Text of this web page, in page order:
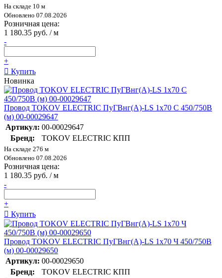
На складе 10 м
Обновлено 07.08.2026
Розничная цена:
1 180.35 руб. / м
-
+
Купить
Новинка
Провод TOKOV ELECTRIC ПуГВнг(А)-LS 1х70 С 450/750В
(м) 00-00029647
Артикул: 00-00029647
Бренд:
TOKOV ELECTRIC КПП
На складе 276 м
Обновлено 07.08.2026
Розничная цена:
1 180.35 руб. / м
-
+
Купить
Провод TOKOV ELECTRIC ПуГВнг(А)-LS 1х70 Ч 450/750В
(м) 00-00029650
Артикул: 00-00029650
Бренд:
TOKOV ELECTRIC КПП